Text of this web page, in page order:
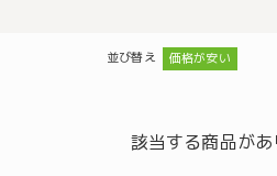
並び替え 価格が安い
該当する商品があ